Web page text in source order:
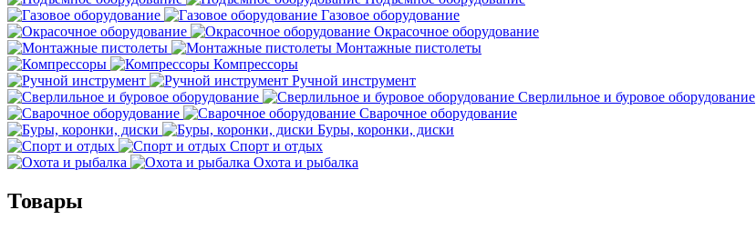
Газовое оборудование
Окрасочное оборудование
Монтажные пистолеты
Компрессоры
Ручной инструмент
Сверлильное и буровое оборудование
Сварочное оборудование
Буры, коронки, диски
Спорт и отдых
Охота и рыбалка
Товары